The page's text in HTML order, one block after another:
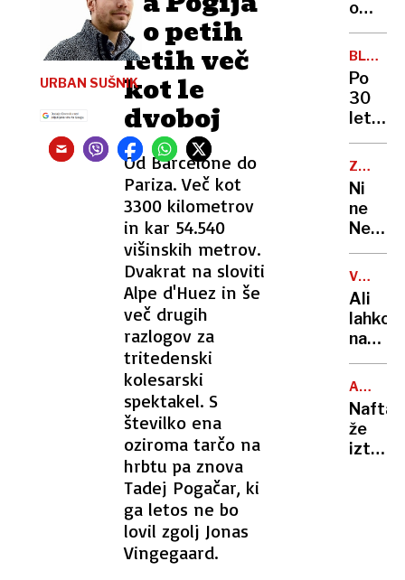
po petih
letih več
kot le
dvoboj
Od Barcelone do
Pariza. Več kot
3300 kilometrov
in kar 54.540
višinskih metrov.
Dvakrat na sloviti
Alpe d'Huez in še
več drugih
razlogov za
tritedenski
kolesarski
spektakel. S
številko ena
oziroma tarčo na
hrbtu pa znova
Tadej Pogačar, ki
ga letos ne bo
lovil zgolj Jonas
Vingegaard.
URBAN SUŠNIK
do
službe
z
o
»Ne
morem
storiti
več«
Lahko
bi
šel
tudi
na
PARK
Po
30
letih
v
Kranju
eden
parkov
ZA
Ni
ne
ne
Češka:
kdo
je
piva?
NEDA
Ali
lahko
na
bloka
na
žaru?
MORJE
Nafta
že
izteka: